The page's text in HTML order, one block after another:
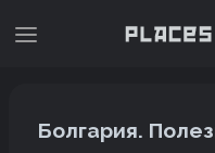
Болгария.